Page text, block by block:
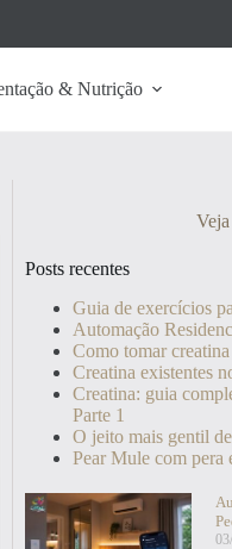
& Nutrição
Posts recentes
Guia de exercícios
Automação
Como tomar
Creatina existentes
Creatina: guia
Parte 1
O jeito mais gentil
Pear Mule com pera